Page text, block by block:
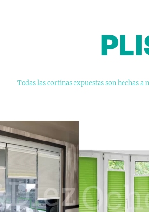
Todas las cortinas expuestas son hechas a